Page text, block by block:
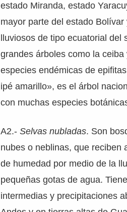
estado Miranda, estado
mayor parte del estado
lluviosos de tipo ecuatorial
grandes árboles como la
especies endémicas de
ipé amarillo», es el árbol
con muchas especies
A2.-Selvas nubladas. Son
nubes o neblinas, que reciben
de humedad por medio de la
pequeñas gotas de agua.
intermedias y precipitaciones